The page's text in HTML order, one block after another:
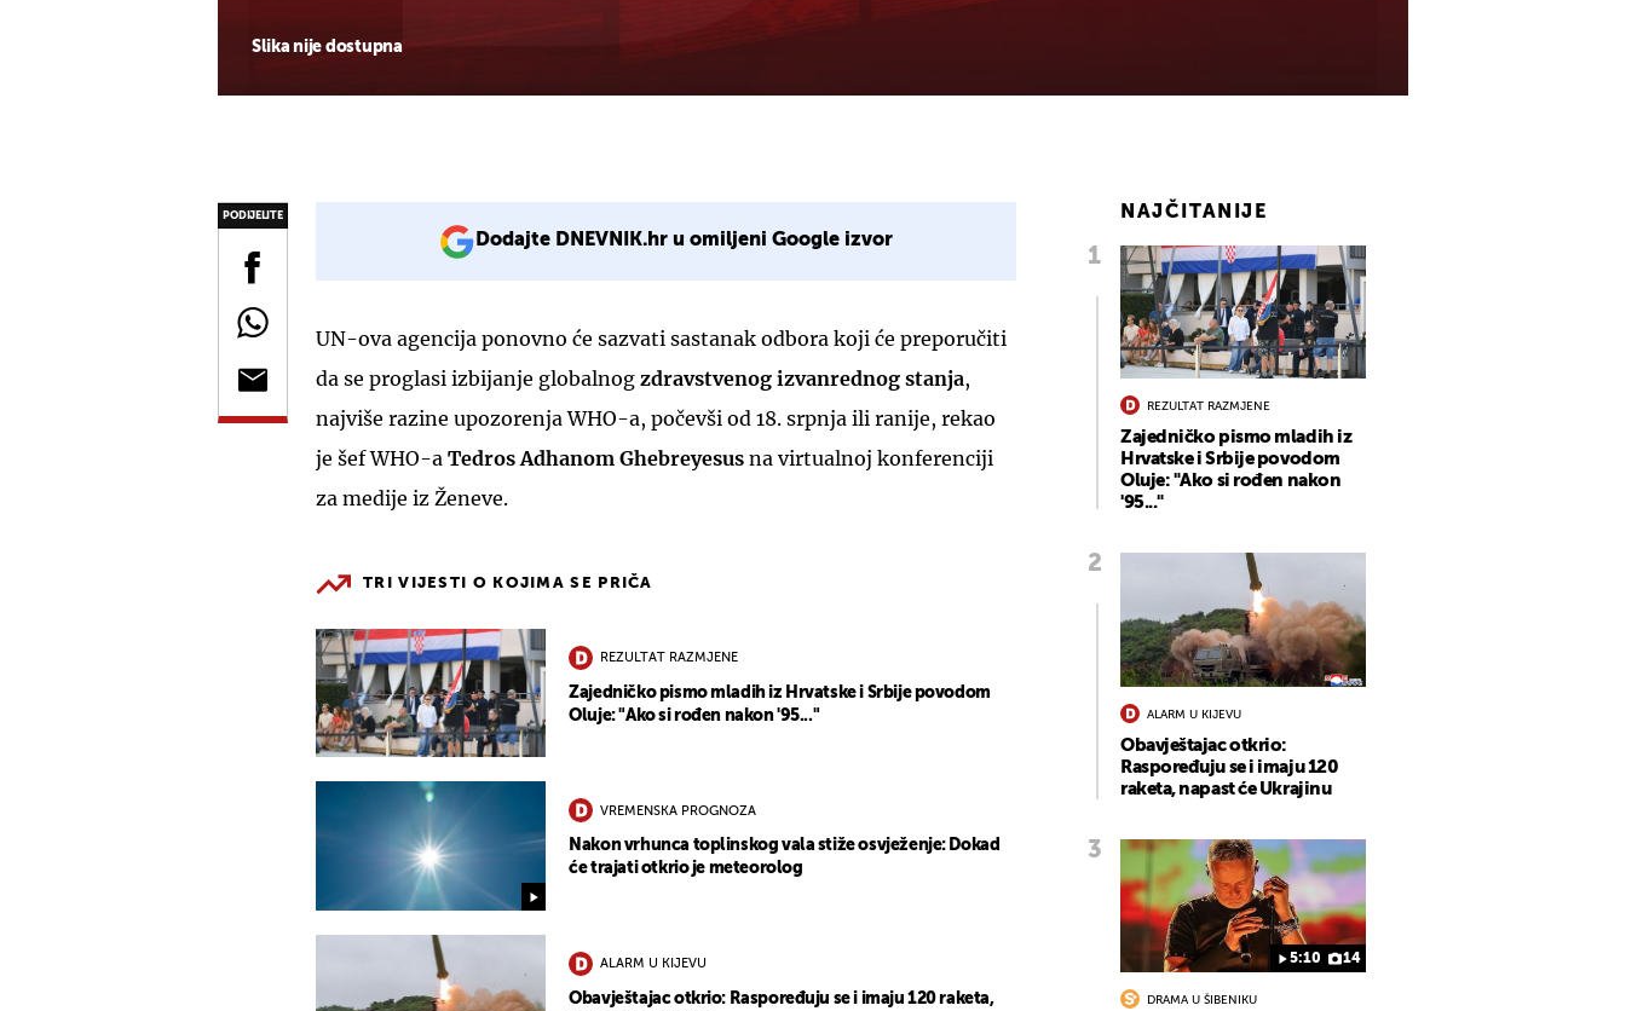
Slika nije dostupna
PODIJELITE
Dodajte DNEVNIK.hr u omiljeni Google izvor
UN-ova agencija ponovno će sazvati sastanak odbora koji će preporučiti
da se proglasi izbijanje globalnog zdravstvenog izvanrednog stanja,
najviše razine upozorenja WHO-a, počevši od 18. srpnja ili ranije, rekao
je šef WHO-a Tedros Adhanom Ghebreyesus na virtualnoj konferenciji
za medije iz Ženeve.
TRI VIJESTI O KOJIMA SE PRIČA
REZULTAT RAZMJENE
Zajedničko pismo mladih iz Hrvatske i Srbije povodom
Oluje: "Ako si rođen nakon '95..."
VREMENSKA PROGNOZA
Nakon vrhunca toplinskog vala stiže osvježenje: Dokad
će trajati otkrio je meteorolog
ALARM U KIJEVU
Obavještajac otkrio: Raspoređuju se i imaju 120 raketa,
NAJČITANIJE
REZULTAT RAZMJENE
Zajedničko pismo mladih iz
Hrvatske i Srbije povodom
Oluje: "Ako si rođen nakon
'95..."
ALARM U KIJEVU
Obavještajac otkrio:
Raspoređuju se i imaju 120
raketa, napast će Ukrajinu
5:10 14
DRAMA U ŠIBENIKU